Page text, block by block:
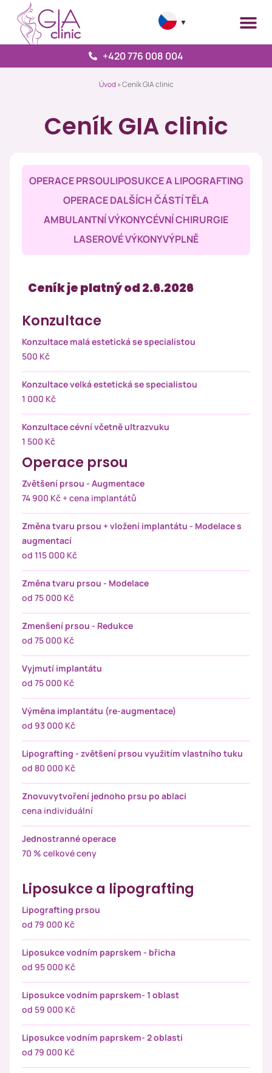
▼
+420 776 008 004
Úvod»Ceník GIA clinic
Ceník GIA clinic
OPERACE PRSOULIPOSUKCE A LIPOGRAFTING
OPERACE DALŠÍCH ČÁSTÍ TĚLA
AMBULANTNÍ VÝKONYCÉVNÍ CHIRURGIE
LASEROVÉ VÝKONYVÝPLNĚ
Ceník je platný od 2.6.2026
Konzultace
Konzultace malá estetická se specialistou
500 Kč
Konzultace velká estetická se specialistou
1 000 Kč
Konzultace cévní včetně ultrazvuku
1 500 Kč
Operace prsou
Zvětšení prsou - Augmentace
74 900 Kč + cena implantátů
Změna tvaru prsou + vložení implantátu - Modelace s
augmentací
od 115 000 Kč
Změna tvaru prsou - Modelace
od 75 000 Kč
Zmenšení prsou - Redukce
od 75 000 Kč
Vyjmutí implantátu
od 75 000 Kč
Výměna implantátu (re-augmentace)
od 93 000 Kč
Lipografting - zvětšení prsou využitím vlastního tuku
od 80 000 Kč
Znovuvytvoření jednoho prsu po ablaci
cena individuální
Jednostranné operace
70 % celkové ceny
Liposukce a lipografting
Lipografting prsou
od 79 000 Kč
Liposukce vodním paprskem - břicha
od 95 000 Kč
Liposukce vodním paprskem- 1 oblast
od 59 000 Kč
Liposukce vodním paprskem- 2 oblasti
od 79 000 Kč